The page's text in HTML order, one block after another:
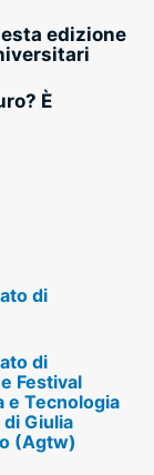
edizione
È
di
di
Festival
e Tecnologia
Giulia
(Agtw)